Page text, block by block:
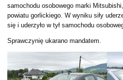
samochodu osobowego marki
powiatu gorlickiego. W wyniku siły
się i uderzyło w tył samochodu
Sprawczynię ukarano mandatem.